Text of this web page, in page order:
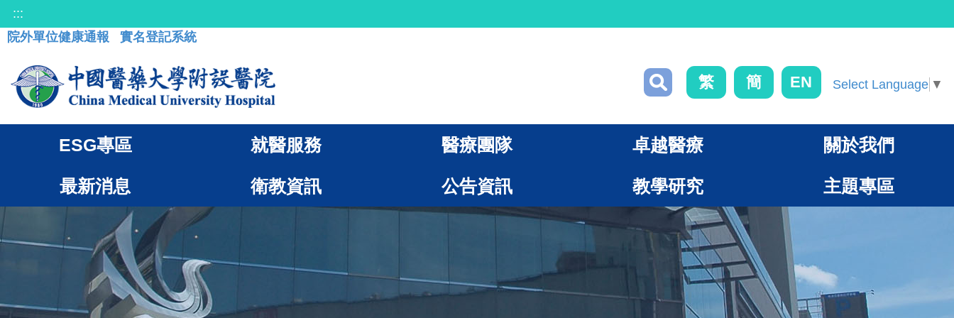
:::
院外單位健康通報
實名登記系統
繁 簡 EN Select Language ▼
ESG專區 就醫服務 醫療團隊 卓越醫療 關於我們
最新消息 衛教資訊 公告資訊 教學研究 主題專區